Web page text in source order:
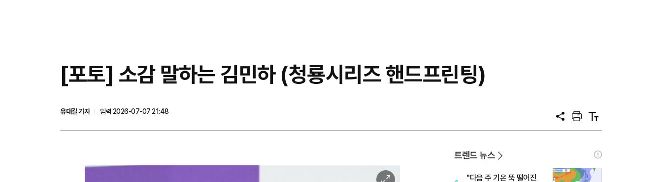
[포토] 소감 말하는 김민하 (청룡시리즈 핸드프린팅)
유대길 기자
입력 2026-07-07 21:48
공
프
트
텍
트
이
트렌드 뉴스
"다음 주 기온 뚝 떨어진